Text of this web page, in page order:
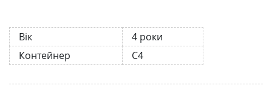
Вік
4 роки
Контейнер
С4